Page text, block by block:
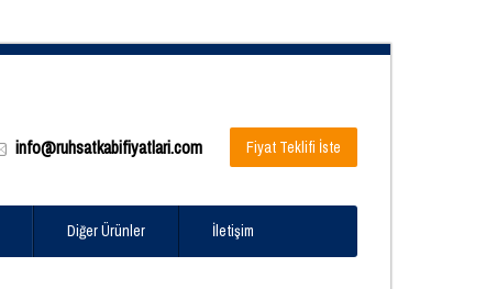
info@ruhsatkabifiyatlari.com Fiyat Teklifi İste
Diğer Ürünler İletişim